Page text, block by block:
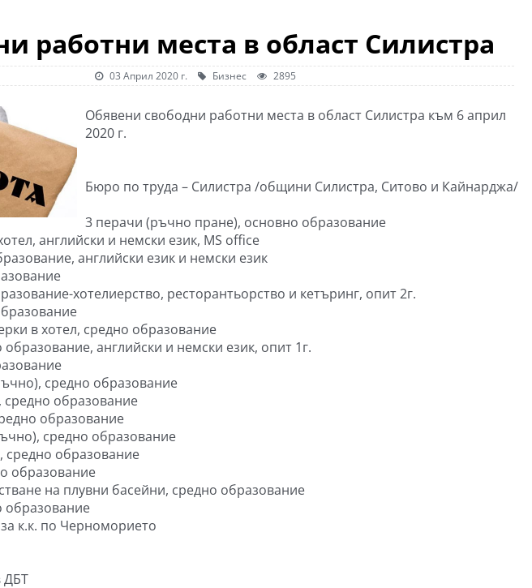
работни места в област Силистра
03 Април 2020 г. Бизнес 2895
Обявени свободни работни места в област Силистра към 6 април
2020 г.
Бюро по труда – Силистра /общини Силистра, Ситово и Кайнарджа/
3 перачи (ръчно пране), основно образование
английски и немски език, МS office
английски език и немски език
хотелиерство, ресторантьорство и кетъринг, опит 2г.
в хотел, средно образование
английски и немски език, опит 1г.
средно образование
образование
образование
средно образование
средно образование
образование
на плувни басейни, средно образование
образование
к.к. по Черноморието
ДБТ